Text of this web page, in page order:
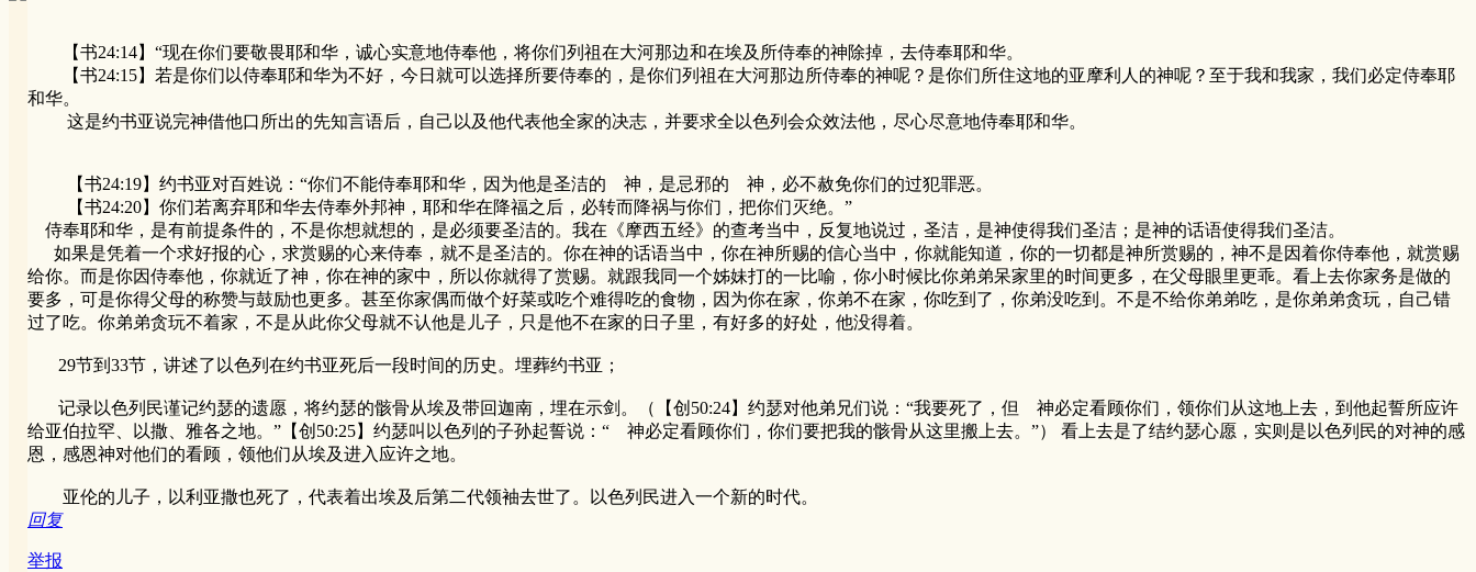
【书24:14】“现在你们要敬畏耶和华，诚心实意地侍奉他，将你们列祖在大河那边和在埃及所侍奉的神除掉，去侍奉耶和华。
【书24:15】若是你们以侍奉耶和华为不好，今日就可以选择所要侍奉的，是你们列祖在大河那边所侍奉的神呢？是你们所住这地的亚摩利人的神呢？至于我和我家，我们必定侍奉耶
和华。
这是约书亚说完神借他口所出的先知言语后，自己以及他代表他全家的决志，并要求全以色列会众效法他，尽心尽意地侍奉耶和华。
【书24:19】约书亚对百姓说：“你们不能侍奉耶和华，因为他是圣洁的 神，是忌邪的 神，必不赦免你们的过犯罪恶。
【书24:20】你们若离弃耶和华去侍奉外邦神，耶和华在降福之后，必转而降祸与你们，把你们灭绝。”
侍奉耶和华，是有前提条件的，不是你想就想的，是必须要圣洁的。我在《摩西五经》的查考当中，反复地说过，圣洁，是神使得我们圣洁；是神的话语使得我们圣洁。
如果是凭着一个求好报的心，求赏赐的心来侍奉，就不是圣洁的。你在神的话语当中，你在神所赐的信心当中，你就能知道，你的一切都是神所赏赐的，神不是因着你侍奉他，就赏赐
给你。而是你因侍奉他，你就近了神，你在神的家中，所以你就得了赏赐。就跟我同一个姊妹打的一比喻，你小时候比你弟弟呆家里的时间更多，在父母眼里更乖。看上去你家务是做的
要多，可是你得父母的称赞与鼓励也更多。甚至你家偶而做个好菜或吃个难得吃的食物，因为你在家，你弟不在家，你吃到了，你弟没吃到。不是不给你弟弟吃，是你弟弟贪玩，自己错
过了吃。你弟弟贪玩不着家，不是从此你父母就不认他是儿子，只是他不在家的日子里，有好多的好处，他没得着。
29节到33节，讲述了以色列在约书亚死后一段时间的历史。埋葬约书亚；
记录以色列民谨记约瑟的遗愿，将约瑟的骸骨从埃及带回迦南，埋在示剑。（【创50:24】约瑟对他弟兄们说：“我要死了，但 神必定看顾你们，领你们从这地上去，到他起誓所应许
给亚伯拉罕、以撒、雅各之地。”【创50:25】约瑟叫以色列的子孙起誓说：“ 神必定看顾你们，你们要把我的骸骨从这里搬上去。”） 看上去是了结约瑟心愿，实则是以色列民的对神的感
恩，感恩神对他们的看顾，领他们从埃及进入应许之地。
亚伦的儿子，以利亚撒也死了，代表着出埃及后第二代领袖去世了。以色列民进入一个新的时代。
回复
举报